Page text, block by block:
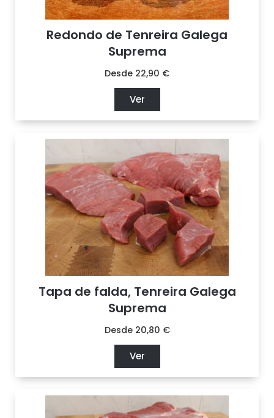
Redondo de Tenreira Galega
Suprema
Desde 22,90 €
Ver
Tapa de falda, Tenreira Galega
Suprema
Desde 20,80 €
Ver